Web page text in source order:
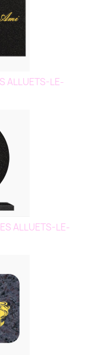
ALLUETS-LE-
ALLUETS-LE-